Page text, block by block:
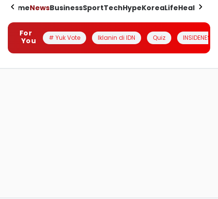
HomeNewsBusinessSportTechHypeKoreaLifeHealth
For
You
# Yuk Vote Iklanin di IDN Quiz INSIDENESIA